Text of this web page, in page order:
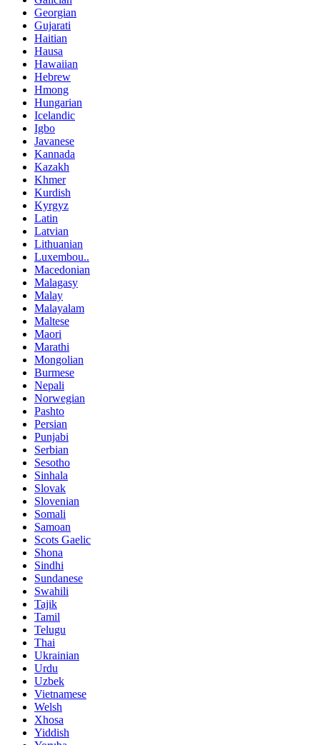
Georgian
Gujarati
Haitian
Hausa
Hawaiian
Hebrew
Hmong
Hungarian
Icelandic
Igbo
Javanese
Kannada
Kazakh
Khmer
Kurdish
Kyrgyz
Latin
Latvian
Lithuanian
Luxembou..
Macedonian
Malagasy
Malay
Malayalam
Maltese
Maori
Marathi
Mongolian
Burmese
Nepali
Norwegian
Pashto
Persian
Punjabi
Serbian
Sesotho
Sinhala
Slovak
Slovenian
Somali
Samoan
Scots Gaelic
Shona
Sindhi
Sundanese
Swahili
Tajik
Tamil
Telugu
Thai
Ukrainian
Urdu
Uzbek
Vietnamese
Welsh
Xhosa
Yiddish